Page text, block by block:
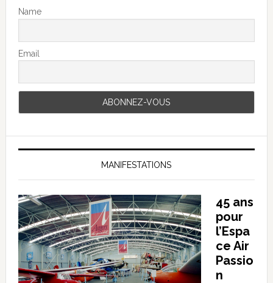
Name
Email
MANIFESTATIONS
45 ans
pour
l’Espa
ce Air
Passio
n